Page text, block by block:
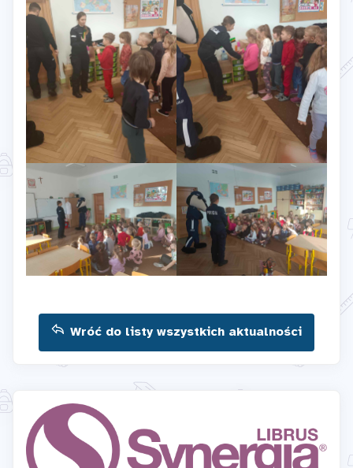
Wróć do listy wszystkich aktualności